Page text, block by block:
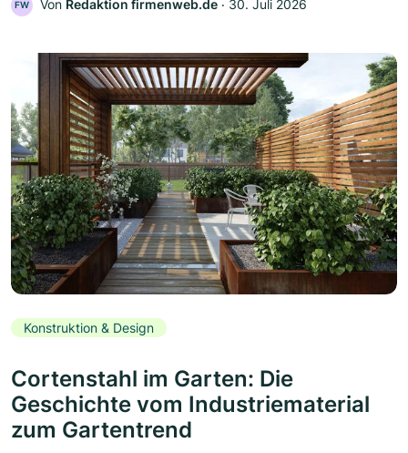
FW Von Redaktion firmenweb.de ‧ 30. Juli 2026
Konstruktion & Design
Cortenstahl im Garten: Die
Geschichte vom Industriematerial
zum Gartentrend